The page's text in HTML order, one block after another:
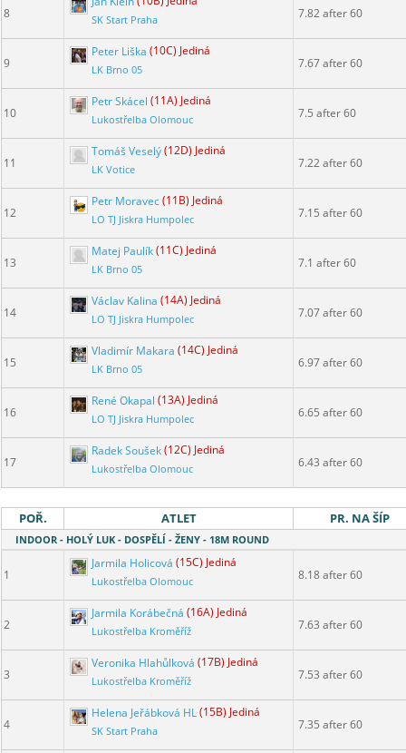
8 SK Start Praha 7.82 after 60
9
Peter Liška (10C) Jediná
LK Brno 05 7.67 after 60
10
Petr Skácel (11A) Jediná
Lukostřelba Olomouc 7.5 after 60
11
Tomáš Veselý(12D) Jediná
LK Votice 7.22 after 60
12
Petr Moravec(11B) Jediná
LO TJ Jiskra Humpolec 7.15 after 60
13
Matej Paulík(11C) Jediná
LK Brno 05 7.1 after 60
14
Václav Kalina (14A) Jediná
LO TJ Jiskra Humpolec 7.07 after 60
15
Vladimír Makara (14C) Jediná
LK Brno 05 6.97 after 60
16
René Okapal (13A) Jediná
LO TJ Jiskra Humpolec 6.65 after 60
17
Radek Soušek(12C) Jediná
Lukostřelba Olomouc 6.43 after 60
POŘ. ATLET PR. NA ŠÍP
INDOOR - HOLÝ LUK - DOSPĚLÍ - ŽENY - 18M ROUND
1
Jarmila Holicová (15C) Jediná
Lukostřelba Olomouc 8.18 after 60
2
Jarmila Korábečná (16A) Jediná
Lukostřelba Kroměříž 7.63 after 60
3
Veronika Hlahůlková (17B) Jediná
Lukostřelba Kroměříž 7.53 after 60
4
Helena Jeřábková HL(15B) Jediná
SK Start Praha 7.35 after 60